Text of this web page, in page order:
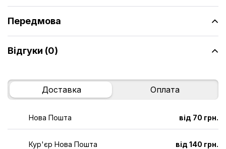
Передмова
Відгуки (0)
Доставка Оплата
Нова Пошта від 70 грн.
Кур'єр Нова Пошта від 140 грн.